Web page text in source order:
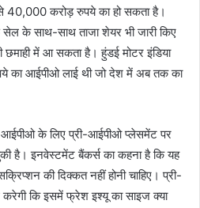
करोड़ रुपये का हो सकता है।
के साथ-साथ ताजा शेयर भी जारी किए
में आ सकता है। हुंडई मोटर इंडिया
का आईपीओ लाई थी जो देश में अब तक का
आईपीओ के लिए प्री-आईपीओ प्लेसमेंट पर
है। इनवेस्टमेंट बैंकर्स का कहना है कि यह
की दिक्कत नहीं होनी चाहिए। प्री-
करेगी कि इसमें फ्रेश इश्यू का साइज क्या